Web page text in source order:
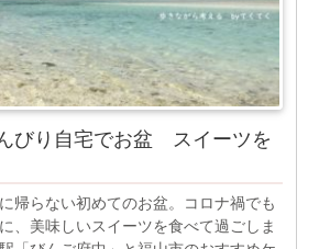
びり自宅でお盆 スイーツを
帰らない初めてのお盆。コロナ禍でも
、美味しいスイーツを食べて過ごしま